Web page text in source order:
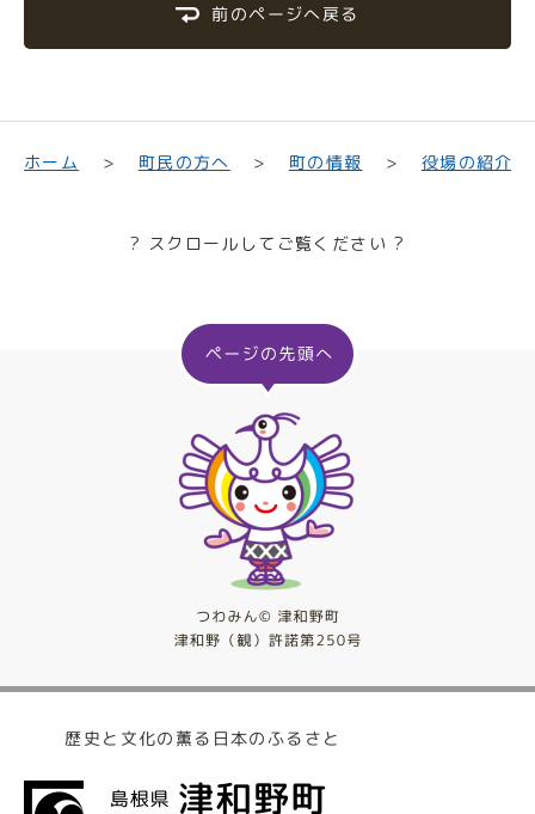
前のページへ戻る
ホーム 町民の方へ 町の情報 役場の紹介
? スクロールしてご覧ください ?
歴史と文化の薫る日本のふるさと